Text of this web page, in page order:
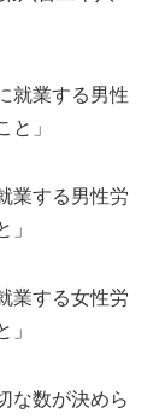
就業する男性
と」
業する男性労
」
業する女性労
」
な数が決めら